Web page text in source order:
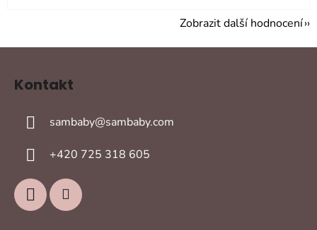
Zobrazit další hodnocení
Z
Kontakt
sambaby@sambaby.com
+420 725 318 605